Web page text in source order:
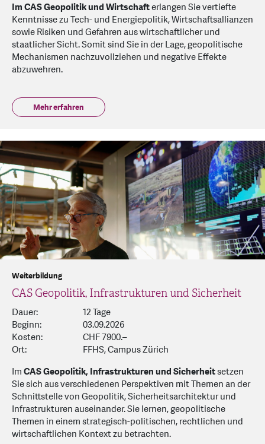
Im CAS Geopolitik und Wirtschafterlangen Sie vertiefte
Kenntnisse zu Tech- und Energiepolitik, Wirtschaftsallianzen
sowie Risiken und Gefahren aus wirtschaftlicher und
staatlicher Sicht. Somit sind Sie in der Lage, geopolitische
Mechanismen nachzuvollziehen und negative Effekte
abzuwehren.
Mehr erfahren
Weiterbildung
CAS Geopolitik, Infrastrukturen und Sicherheit
Dauer:
12 Tage
Beginn:
03.09.2026
Kosten:
CHF 7900.–
Ort:
FFHS, Campus Zürich
ImCAS Geopolitik, Infrastrukturen und Sicherheitsetzen
Sie sich aus verschiedenen Perspektiven mit Themen an der
Schnittstelle von Geopolitik, Sicherheitsarchitektur und
Infrastrukturen auseinander. Sie lernen, geopolitische
Themen in einem strategisch-politischen, rechtlichen und
wirtschaftlichen Kontext zu betrachten.